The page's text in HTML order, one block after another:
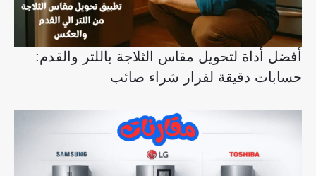
أفضل أداة لتحويل مقاس الثلاجة باللتر والقدم:
حسابات دقيقة لقرار شراء صائب